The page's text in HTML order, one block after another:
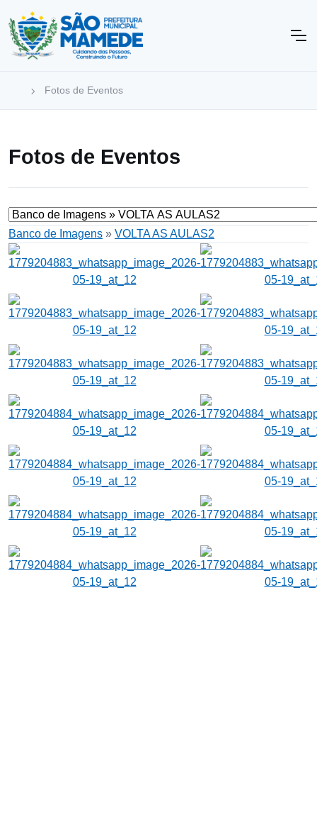
Fotos de Eventos
Fotos de Eventos
Banco de Imagens » VOLTA AS AULAS2